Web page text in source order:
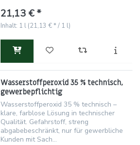
21,13 € *
Inhalt: 1 l (21,13 € * / 1 l)
Wasserstoffperoxid 35 % technisch,
gewerbepflichtig
Wasserstoffperoxid 35 % technisch –
klare, farblose Lösung in technischer
Qualität. Gefahrstoff, streng
abgabebeschränkt, nur für gewerbliche
Kunden mit Sach...